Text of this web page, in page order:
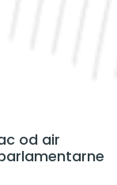
od air